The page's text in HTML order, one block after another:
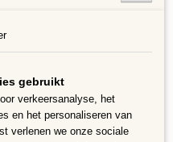
8mm Glas Mozaiek
Dotz zijn mozaiek…
gebruikt
verkeersanalyse, het
en het personaliseren van
verlenen we onze sociale